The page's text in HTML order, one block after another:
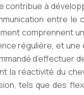
à
entre
comprennent
régulière, et
d’effectuer
la réactivité du
tels que des